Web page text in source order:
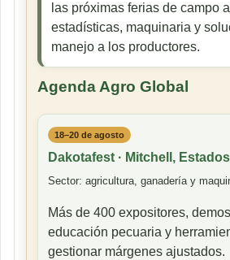
las próximas ferias de campo
estadísticas, maquinaria y
manejo a los productores.
Agenda Agro Global
18–20 de agosto
Dakotafest · Mitchell,
Sector: agricultura, ganadería y
Más de 400 expositores,
educación pecuaria y
gestionar márgenes ajustados.